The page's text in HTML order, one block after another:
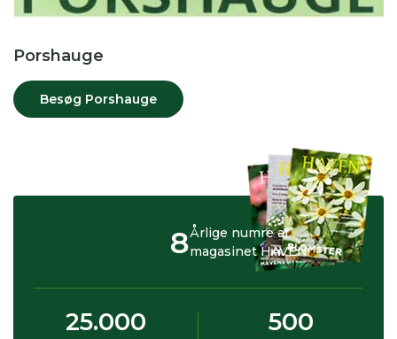
Porshauge
Besøg Porshauge
Årlige numre af
magasinet HAVEN
8
25.000 500